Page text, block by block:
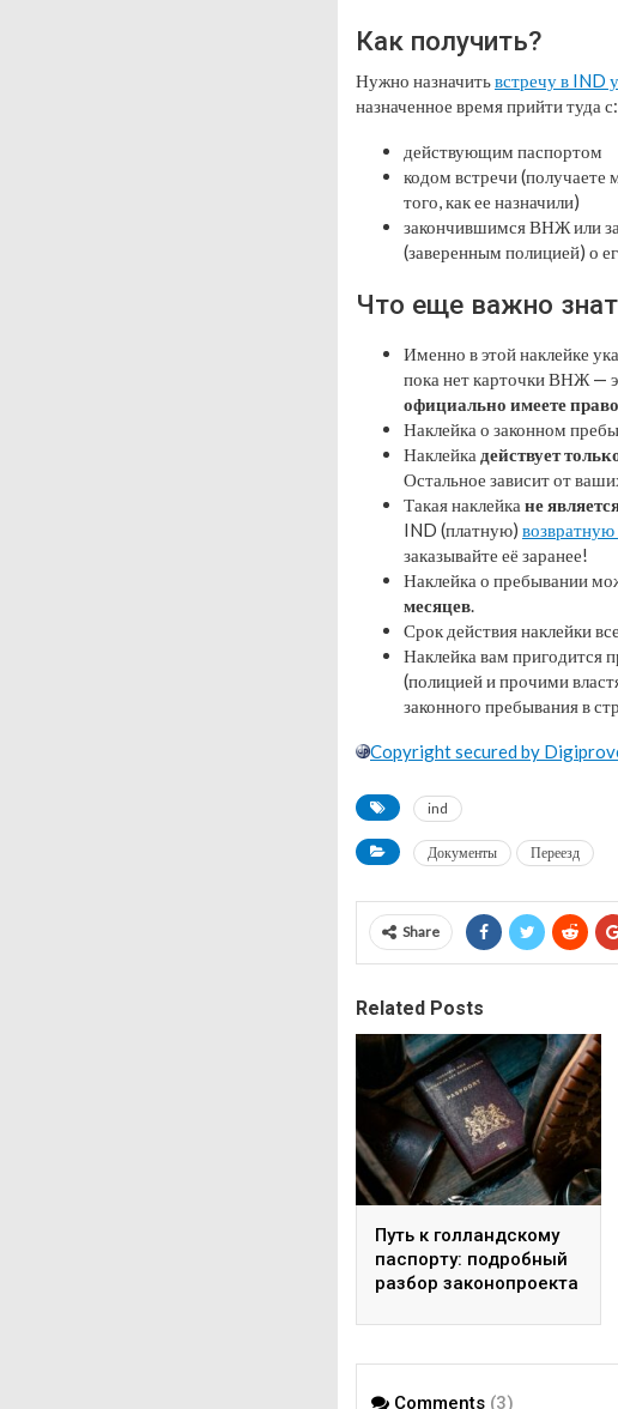
Как получить?
Нужно назначитьвстречу в IND
назначенное время прийти туда с:
действующим паспортом
кодом встречи (получаете
того, как ее назначили)
закончившимся ВНЖ или
(заверенным полицией) о
Что еще важно
Именно в этой наклейке
пока нет карточки ВНЖ —
официально имеете
Наклейка о законном
Наклейка действует
Остальное зависит от
Такая наклейка не
IND (платную) возвратную
заказывайте её заранее!
Наклейка о пребывании
месяцев.
Срок действия наклейки
Наклейка вам пригодится
(полицией и прочими
законного пребывания в
Copyright secured by
ind
Документы Переезд
Share
Related Posts
Путь к голландскому
паспорту: подробный
разбор законопроекта
гражданства
Comments (3)